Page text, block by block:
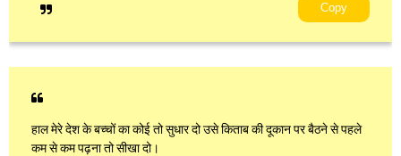
Copy
हाल मेरे देश के बच्चों का कोई तो सुधार दो उसे किताब की दूकान पर बैठने से पहले
कम से कम पढ़ना तो सीखा दो।